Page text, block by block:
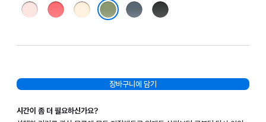
소프트
브라이트바닐라
앵커
블랙
장바구니에 담기
시간이 좀 더 필요하신가요?